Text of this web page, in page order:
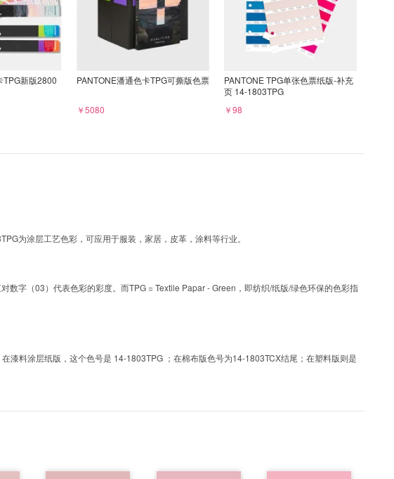
TPG新版2800
PANTONE潘通色卡TPG可撕版色票
￥5080
PANTONE TPG单张色票纸版-补充
页 14-1803TPG
￥98
为涂层工艺色彩，可应用于服装，家居，皮革，涂料等行业。
字（03）代表色彩的彩度。而TPG = Textile Papar - Green，即纺织/纸版/绿色环保的色彩指
漆料涂层纸版，这个色号是 14-1803TPG ；在棉布版色号为14-1803TCX结尾；在塑料版则是